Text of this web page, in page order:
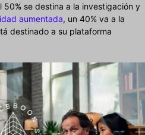
se destina a la investigación y
aumentada, un 40% va a la
destinado a su plataforma